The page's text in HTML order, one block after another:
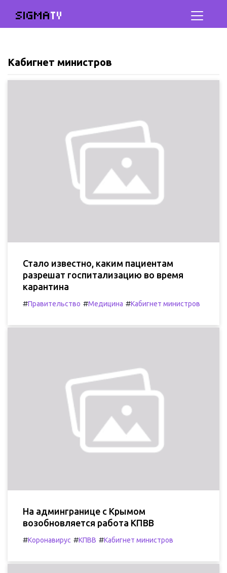
SIGMATV
Кабигнет министров
Стало известно, каким пациентам
разрешат госпитализацию во время
карантина
#Правительство #Медицина #Кабигнет министров
На админгранице с Крымом
возобновляется работа КПВВ
#Коронавирус #КПВВ #Кабигнет министров